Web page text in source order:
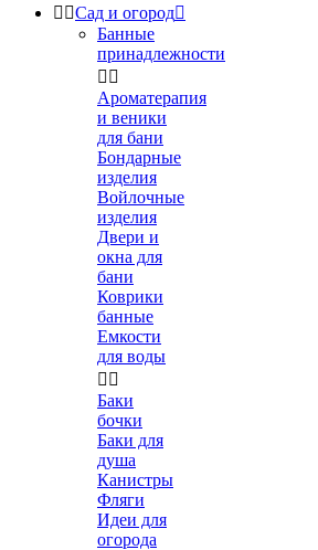
 Сад и огород
Банные
принадлежности
 
Ароматерапия
и веники
для бани
Бондарные
изделия
Войлочные
изделия
Двери и
окна для
бани
Коврики
банные
Емкости
для воды
 
Баки
бочки
Баки для
душа
Канистры
Фляги
Идеи для
огорода